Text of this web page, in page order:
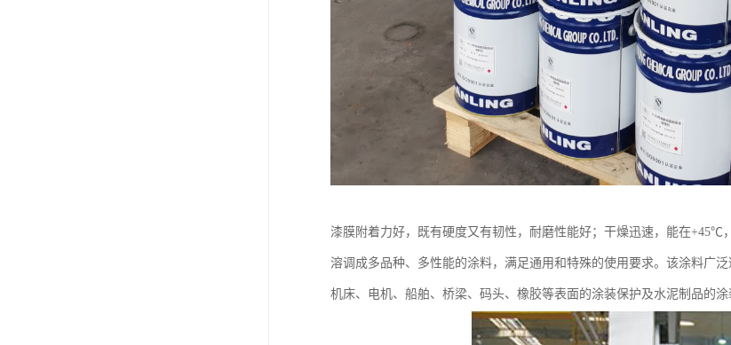
漆膜附着力好，既有硬度又有韧性，耐磨性能好；干燥迅速，能在
溶调成多品种、多性能的涂料，满足通用和特殊的使用要求。该涂料广
机床、电机、船舶、桥梁、码头、橡胶等表面的涂装保护及水泥制品的涂